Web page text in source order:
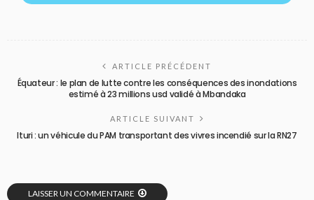
ARTICLE PRÉCÉDENT
Équateur : le plan de lutte contre les conséquences des inondations
estimé à 23 millions usd validé à Mbandaka
ARTICLE SUIVANT
Ituri : un véhicule du PAM transportant des vivres incendié sur la RN27
LAISSER UN COMMENTAIRE